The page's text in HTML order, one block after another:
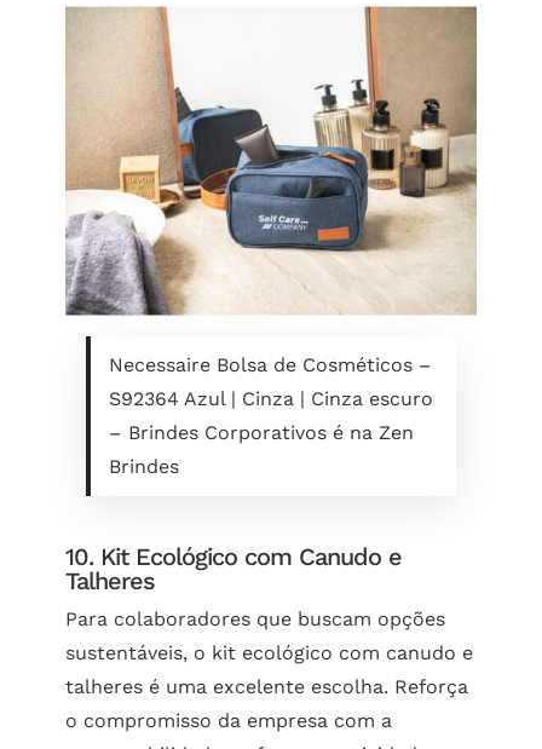
Necessaire Bolsa de Cosméticos –
S92364 Azul | Cinza | Cinza escuro
– Brindes Corporativos é na Zen
Brindes
10. Kit Ecológico com Canudo e
Talheres
Para colaboradores que buscam opções
sustentáveis, o kit ecológico com canudo e
talheres é uma excelente escolha. Reforça
o compromisso da empresa com a